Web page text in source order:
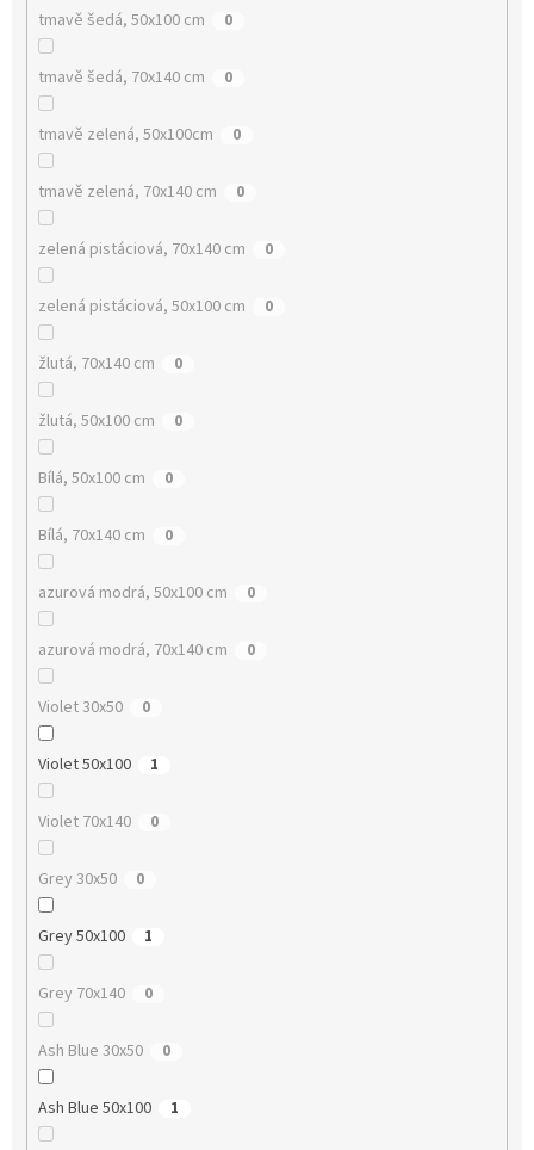
tmavě šedá, 50x100 cm 0
tmavě šedá, 70x140 cm 0
tmavě zelená, 50x100cm 0
tmavě zelená, 70x140 cm 0
zelená pistáciová, 70x140 cm 0
zelená pistáciová, 50x100 cm 0
žlutá, 70x140 cm 0
žlutá, 50x100 cm 0
Bílá, 50x100 cm 0
Bílá, 70x140 cm 0
azurová modrá, 50x100 cm 0
azurová modrá, 70x140 cm 0
Violet 30x50 0
Violet 50x100 1
Violet 70x140 0
Grey 30x50 0
Grey 50x100 1
Grey 70x140 0
Ash Blue 30x50 0
Ash Blue 50x100 1